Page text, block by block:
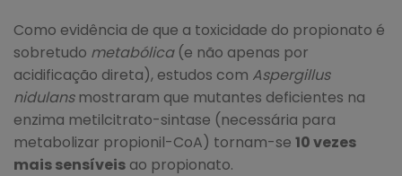
Como evidência de que a toxicidade do propionato é
sobretudo metabólica(e não apenas por
acidificação direta), estudos com Aspergillus
nidulansmostraram que mutantes deficientes na
enzima metilcitrato-sintase (necessária para
metabolizar propionil-CoA) tornam-se 10 vezes
mais sensíveis ao propionato.